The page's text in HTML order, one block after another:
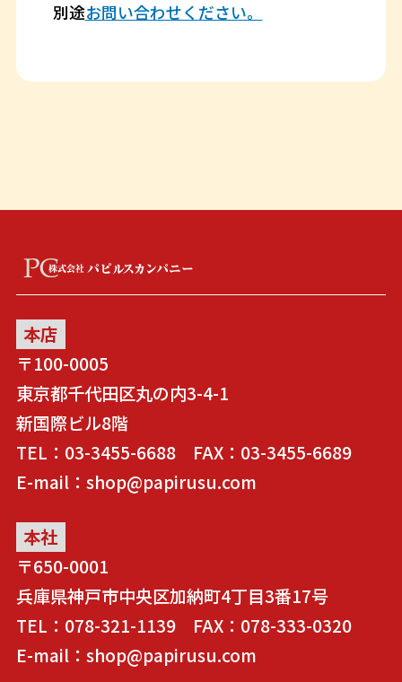
別途お問い合わせください。
本店
〒100-0005
東京都千代田区丸の内3-4-1
新国際ビル8階
TEL：03-3455-6688 FAX：03-3455-6689
E-mail：shop@papirusu.com
本社
〒650-0001
兵庫県神戸市中央区加納町4丁目3番17号
TEL：078-321-1139 FAX：078-333-0320
E-mail：shop@papirusu.com